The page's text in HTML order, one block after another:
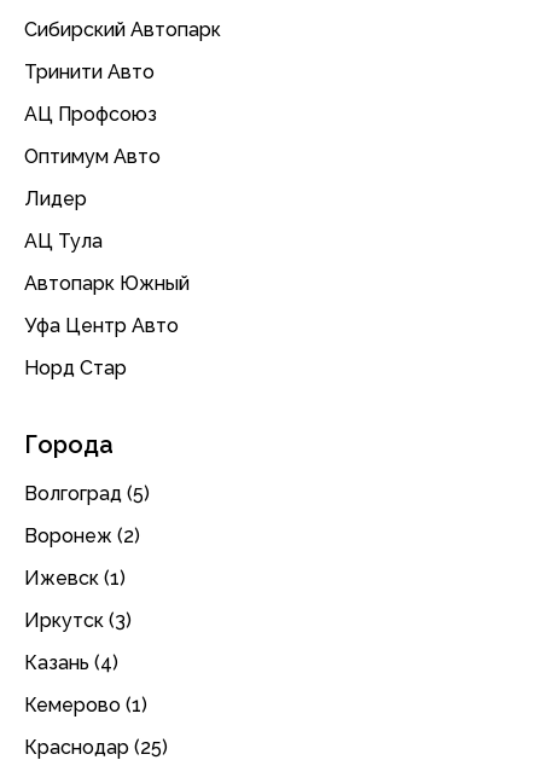
Сибирский Автопарк
Тринити Авто
АЦ Профсоюз
Оптимум Авто
Лидер
АЦ Тула
Автопарк Южный
Уфа Центр Авто
Норд Стар
Города
Волгоград (5)
Воронеж (2)
Ижевск (1)
Иркутск (3)
Казань (4)
Кемерово (1)
Краснодар (25)